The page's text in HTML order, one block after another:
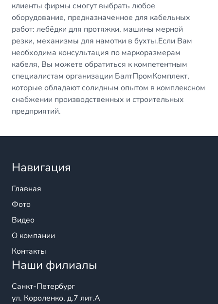
клиенты фирмы смогут выбрать любое
оборудование, предназначенное для кабельных
работ: лебёдки для протяжки, машины мерной
резки, механизмы для намотки в бухты.Если Вам
необходима консультация по маркоразмерам
кабеля, Вы можете обратиться к компетентным
специалистам организации БалтПромКомплект,
которые обладают солидным опытом в комплексном
снабжении производственных и строительных
предприятий.
Навигация
Главная
Фото
Видео
О компании
Контакты
Наши филиалы
Санкт-Петербург
ул. Короленко, д.7 лит.А